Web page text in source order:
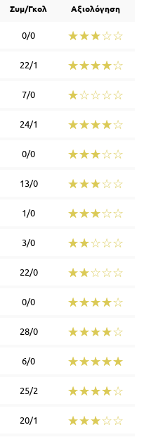
Συμ/Γκολ Αξιολόγηση
0/0 ☆☆☆☆☆
★★★★★
22/1 ☆☆☆☆☆
★★★★★
7/0 ☆☆☆☆☆
★★★★★
24/1 ☆☆☆☆☆
★★★★★
0/0 ☆☆☆☆☆
★★★★★
13/0 ☆☆☆☆☆
★★★★★
1/0 ☆☆☆☆☆
★★★★★
3/0 ☆☆☆☆☆
★★★★★
22/0 ☆☆☆☆☆
★★★★★
0/0 ☆☆☆☆☆
★★★★★
28/0 ☆☆☆☆☆
★★★★★
6/0 ☆☆☆☆☆
★★★★★
25/2 ☆☆☆☆☆
★★★★★
20/1 ☆☆☆☆☆
★★★★★